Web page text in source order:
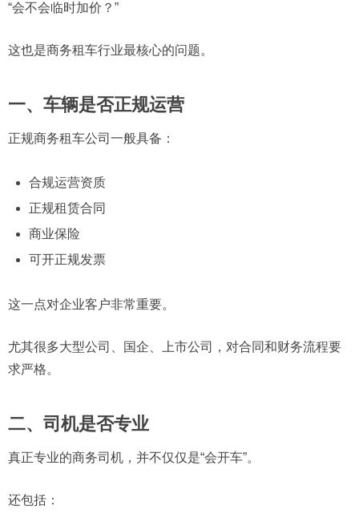
“会不会临时加价？”
这也是商务租车行业最核心的问题。
一、车辆是否正规运营
正规商务租车公司一般具备：
合规运营资质
正规租赁合同
商业保险
可开正规发票
这一点对企业客户非常重要。
尤其很多大型公司、国企、上市公司，对合同和财务流程要
求严格。
二、司机是否专业
真正专业的商务司机，并不仅仅是“会开车”。
还包括：